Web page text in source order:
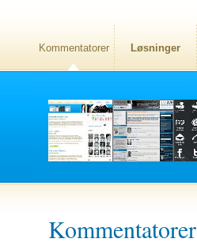
Kommentatorer Løsninger
Kommentatorer